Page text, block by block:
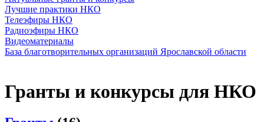
Лучшие практики НКО
Телеэфиры НКО
Радиоэфиры НКО
Видеоматериалы
База благотворительных организаций Ярославской области
Гранты и конкурсы для НКО